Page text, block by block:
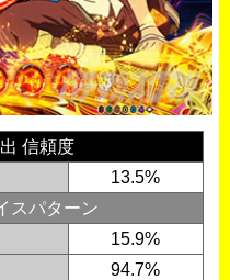
信頼度
13.5%
スパターン
15.9%
94.7%